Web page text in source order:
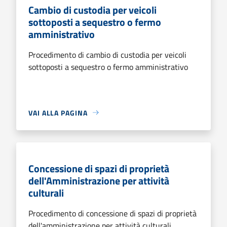
Cambio di custodia per veicoli
sottoposti a sequestro o fermo
amministrativo
Procedimento di cambio di custodia per veicoli
sottoposti a sequestro o fermo amministrativo
VAI ALLA PAGINA
Concessione di spazi di proprietà
dell'Amministrazione per attività
culturali
Procedimento di concessione di spazi di proprietà